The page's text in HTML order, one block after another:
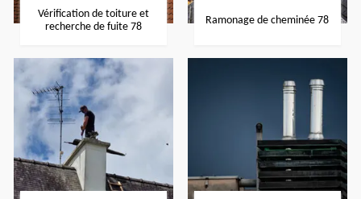
Vérification de toiture et
recherche de fuite 78
Ramonage de cheminée 78